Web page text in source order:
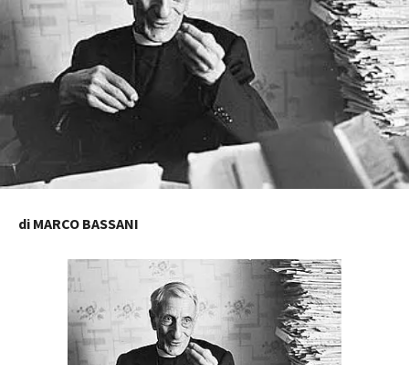
di MARCO BASSANI